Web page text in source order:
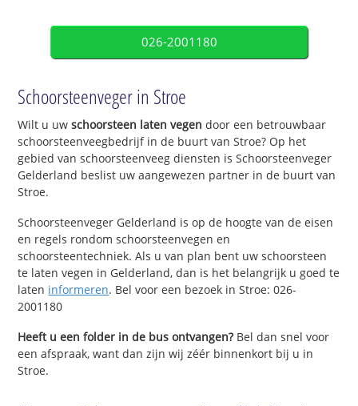
026-2001180
Schoorsteenveger in Stroe
Wilt u uwschoorsteen laten vegen door een betrouwbaar
schoorsteenveegbedrijf in de buurt van Stroe? Op het
gebied van schoorsteenveeg diensten is Schoorsteenveger
Gelderland beslist uw aangewezen partner in de buurt van
Stroe.
Schoorsteenveger Gelderland is op de hoogte van de eisen
en regels rondom schoorsteenvegen en
schoorsteentechniek. Als u van plan bent uw schoorsteen
te laten vegen in Gelderland, dan is het belangrijk u goed te
laten informeren. Bel voor een bezoek in Stroe: 026-
2001180
Heeft u een folder in de bus ontvangen?Bel dan snel voor
een afspraak, want dan zijn wij zéér binnenkort bij u in
Stroe.